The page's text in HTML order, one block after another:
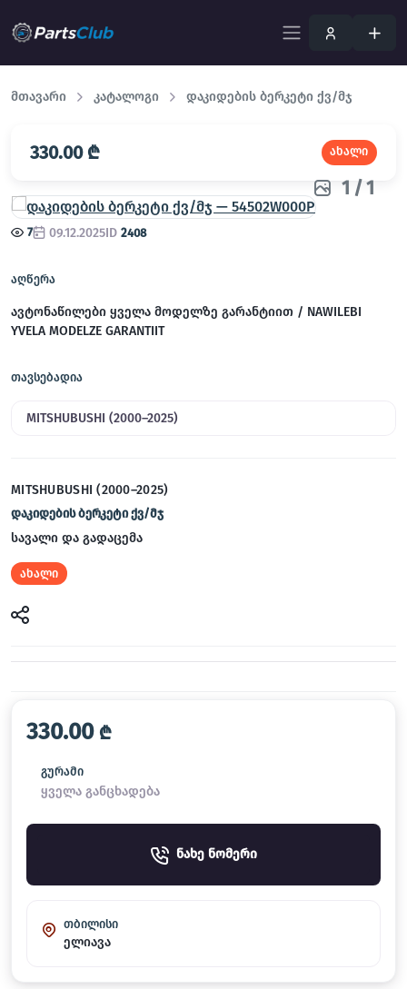
მთავარი კატალოგი დაკიდების ბერკეტი ქვ/მჯ
330.00 ₾ ახალი
1 /1
7 09.12.2025ID 2408
აღწერა
ავტონაწილები ყველა მოდელზე გარანტიით / NAWILEBI
YVELA MODELZE GARANTIIT
თავსებადია
MITSHUBUSHI (2000–2025)
MITSHUBUSHI (2000–2025)
დაკიდების ბერკეტი ქვ/მჯ
სავალი და გადაცემა
ახალი
330.00 ₾
გურამი
ყველა განცხადება
ნახე ნომერი
თბილისი
ელიავა